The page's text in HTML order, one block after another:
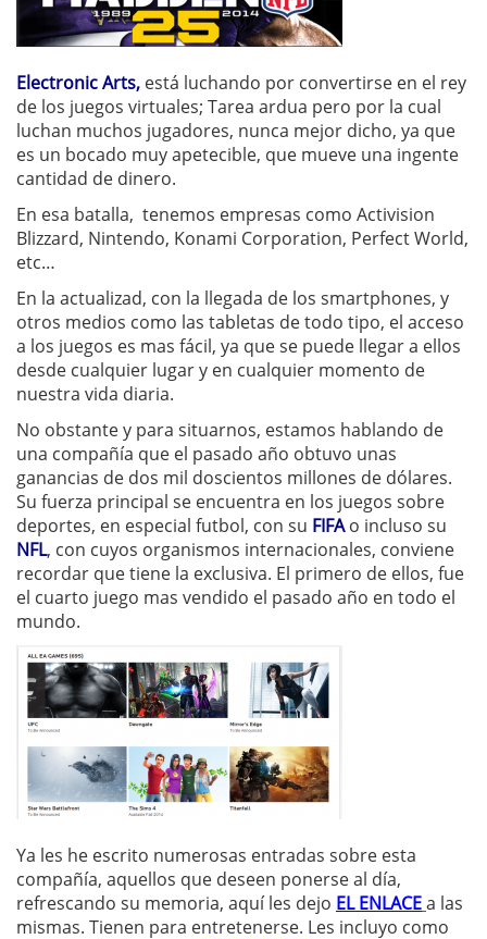
Electronic Arts, está luchando por convertirse en el rey
de los juegos virtuales; Tarea ardua pero por la cual
luchan muchos jugadores, nunca mejor dicho, ya que
es un bocado muy apetecible, que mueve una ingente
cantidad de dinero.
En esa batalla, tenemos empresas como Activision
Blizzard, Nintendo, Konami Corporation, Perfect World,
etc…
En la actualizad, con la llegada de los smartphones, y
otros medios como las tabletas de todo tipo, el acceso
a los juegos es mas fácil, ya que se puede llegar a ellos
desde cualquier lugar y en cualquier momento de
nuestra vida diaria.
No obstante y para situarnos, estamos hablando de
una compañía que el pasado año obtuvo unas
ganancias de dos mil doscientos millones de dólares.
Su fuerza principal se encuentra en los juegos sobre
deportes, en especial futbol, con su FIFAo incluso su
NFL, con cuyos organismos internacionales, conviene
recordar que tiene la exclusiva. El primero de ellos, fue
el cuarto juego mas vendido el pasado año en todo el
mundo.
Ya les he escrito numerosas entradas sobre esta
compañía, aquellos que deseen ponerse al día,
refrescando su memoria, aquí les dejo EL ENLACEa las
mismas. Tienen para entretenerse. Les incluyo como